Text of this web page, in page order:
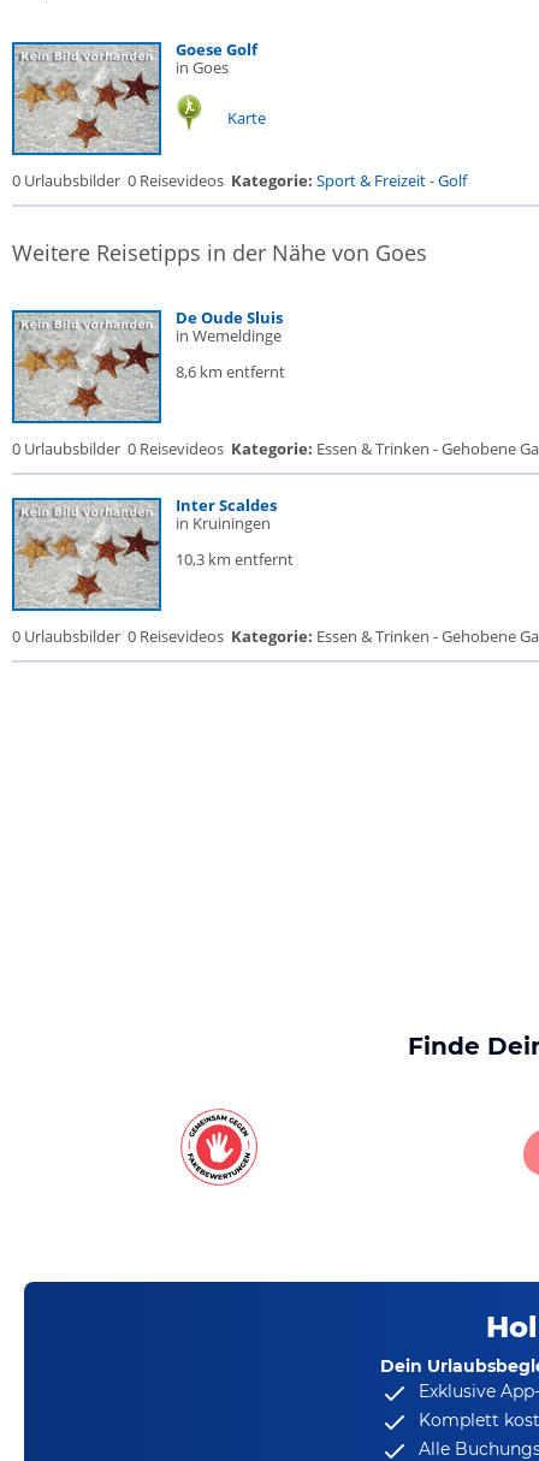
Goese Golf
in Goes
Karte
0 Urlaubsbilder 0 Reisevideos Kategorie: Sport & Freizeit-Golf
Weitere Reisetipps in der Nähe von Goes
De Oude Sluis
in Wemeldinge
8,6 km entfernt
0 Urlaubsbilder 0 Reisevideos Kategorie: Essen & Trinken - Gehobene
Inter Scaldes
in Kruiningen
10,3 km entfernt
0 Urlaubsbilder 0 Reisevideos Kategorie: Essen & Trinken - Gehobene
Finde
Dein
Exklusive
Komplett
Alle